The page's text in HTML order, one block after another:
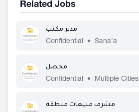
Related Jobs
مدير مكتب
Confidential
• Sana'a
محصل
Confidential
• Multiple Cities
مشرف مبيعات منطقة